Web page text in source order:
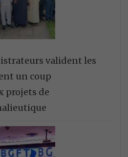
valident les
un coup
projets de